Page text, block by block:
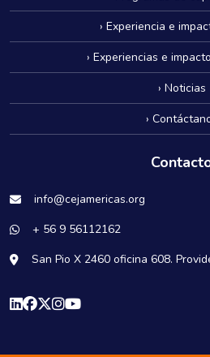
› Experiencia e
› Experiencias e
› Noticias
›
info@cejamericas.org
+ 56 9 56112162
San Pio X 2460 oficina 608.